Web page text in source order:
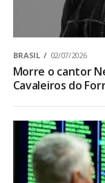
BRASIL 02/07/2026
Morre o cantor
Cavaleiros do